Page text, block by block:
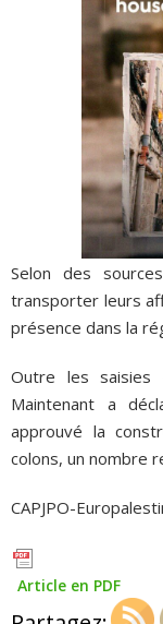
Selon des
transporter leurs
présence dans la
Outre les saisies
Maintenant a
approuvé la
colons, un nombre
CAPJPO-
Article en PDF